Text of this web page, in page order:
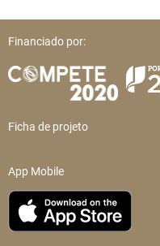
Financiado por:
Ficha de projeto
App Mobile